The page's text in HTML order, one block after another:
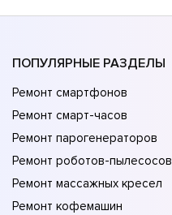
ПОПУЛЯРНЫЕ РАЗДЕЛЫ
Ремонт смартфонов
Ремонт смарт-часов
Ремонт парогенераторов
Ремонт роботов-пылесосов
Ремонт массажных кресел
Ремонт кофемашин